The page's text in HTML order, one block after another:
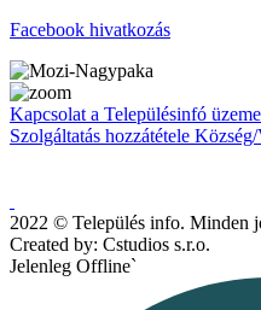
Facebook hivatkozás
Kapcsolat a Településinfó
Szolgáltatás hozzátétele Község/
2022 © Település info. Minden
Created by: Cstudios s.r.o.
Jelenleg Offline`